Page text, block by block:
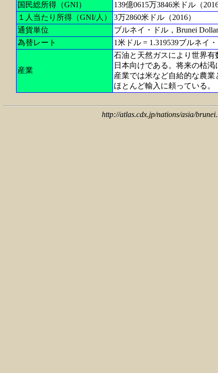
国民総所得（GNI）
139億0615万3846米ドル（
１人当たり所得（GNI/人）
3万2860米ドル（2016）
通貨単位
ブルネイ・ドル，Brunei
為替レート
1米ドル = 1.319539ブルネイ
産業
石油と天然ガスにより世界
日本向けである。将来の枯
産業では米など自給的な農
ほとんど輸入に頼っている。
http://atlas.cdx.jp/nations/asia/